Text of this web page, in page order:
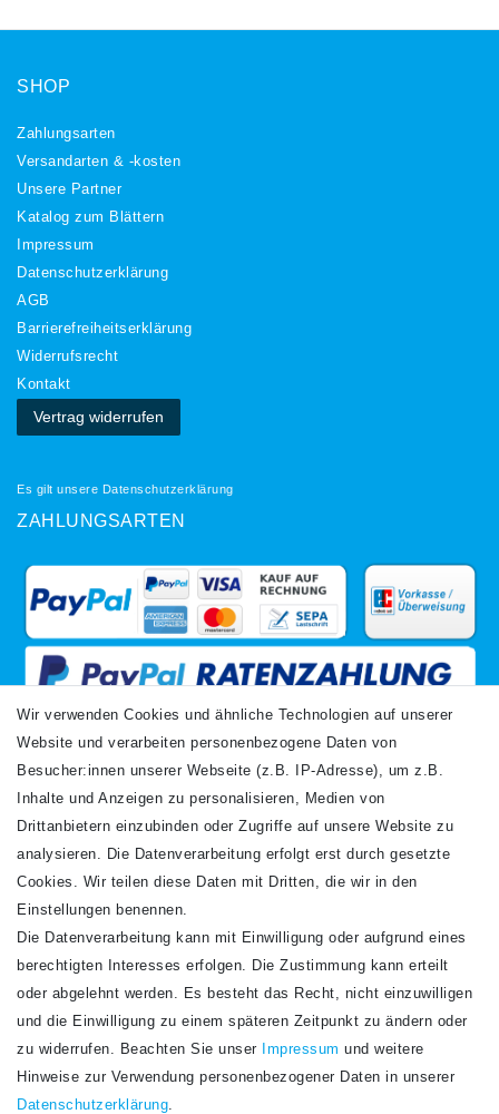
SHOP
Zahlungsarten
Versandarten & -kosten
Unsere Partner
Katalog zum Blättern
Impressum
Daten­schutz­erklärung
AGB
Barrierefreiheitserklärung
Widerrufs­recht
Kontakt
Vertrag widerrufen
Es gilt unsere Datenschutzerklärung
ZAHLUNGSARTEN
VERSANDARTEN
Newsletter
Honig
Hiermit bestätige ich, dass ich dieDaten­schutz­erklärunggelesen habe. Meine
Wir verwenden Cookies und ähnliche Technologien auf unserer
Website und verarbeiten personenbezogene Daten von
Besucher:innen unserer Webseite (z.B. IP-Adresse), um z.B.
Inhalte und Anzeigen zu personalisieren, Medien von
Drittanbietern einzubinden oder Zugriffe auf unsere Website zu
analysieren. Die Datenverarbeitung erfolgt erst durch gesetzte
Cookies. Wir teilen diese Daten mit Dritten, die wir in den
Einstellungen benennen.
Die Datenverarbeitung kann mit Einwilligung oder aufgrund eines
berechtigten Interesses erfolgen. Die Zustimmung kann erteilt
oder abgelehnt werden. Es besteht das Recht, nicht einzuwilligen
und die Einwilligung zu einem späteren Zeitpunkt zu ändern oder
zu widerrufen. Beachten Sie unser
Impressum und weitere
Hinweise zur Verwendung personenbezogener Daten in unserer
Daten­schutz­erklärung.